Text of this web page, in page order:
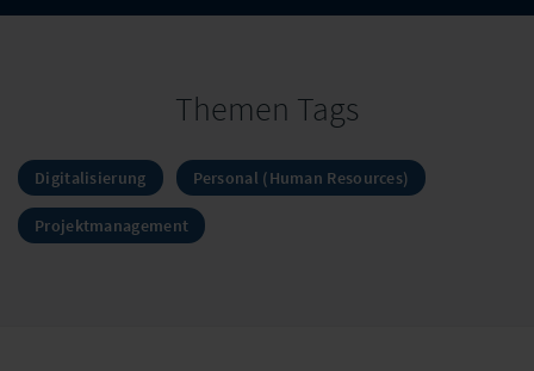
Themen Tags
Digitalisierung Personal (Human Resources)
Projektmanagement